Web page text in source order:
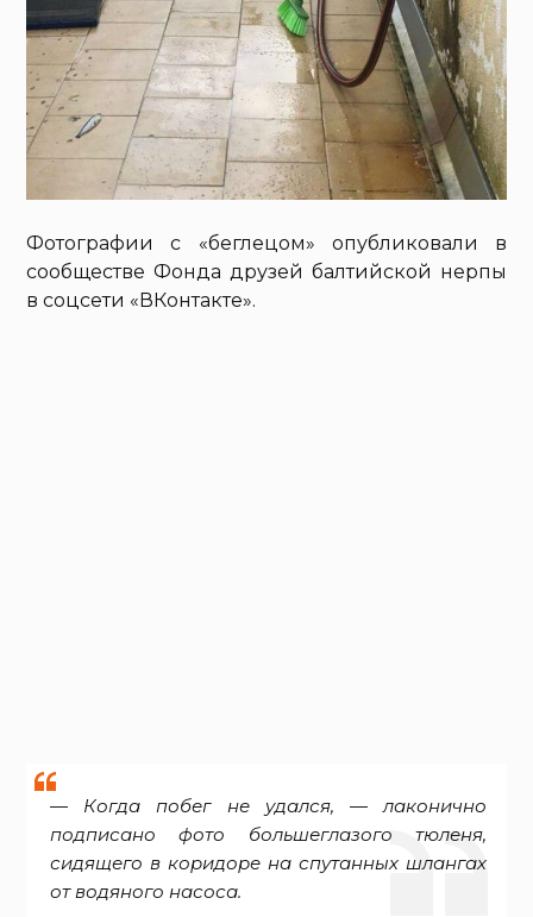
Фотографии с «беглецом» опубликовали в
сообществе Фонда друзей балтийской нерпы
в соцсети «ВКонтакте».
— Когда побег не удался, — лаконично
подписано фото большеглазого тюленя,
сидящего в коридоре на спутанных шлангах
от водяного насоса.